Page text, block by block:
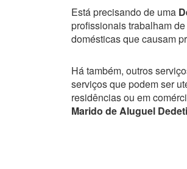
Está precisando de uma
profissionais trabalham
domésticas que causam
Há também, outros
serviços que podem ser
residências ou em
Marido de Aluguel